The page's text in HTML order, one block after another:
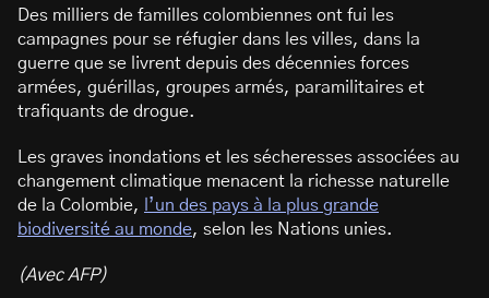
Des milliers de familles colombiennes ont fui les
campagnes pour se réfugier dans les villes, dans la
guerre que se livrent depuis des décennies forces
armées, guérillas, groupes armés, paramilitaires et
trafiquants de drogue.
Les graves inondations et les sécheresses associées au
changement climatique menacent la richesse naturelle
de la Colombie,
l’un des pays à la plus grande
biodiversité au monde, selon les Nations unies.
(Avec AFP)